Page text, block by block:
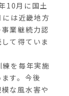
10月に国土
は近畿地方
業継続力認
て得ていま
を毎年実施
す。今後
な風水害や